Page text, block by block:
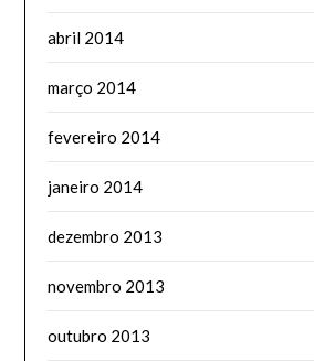
abril 2014
março 2014
fevereiro 2014
janeiro 2014
dezembro 2013
novembro 2013
outubro 2013